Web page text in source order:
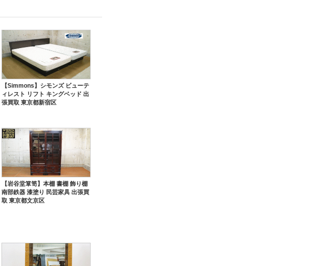
【Simmons】シモンズ ビューテ
ィレスト リフト キングベッド 出
張買取 東京都新宿区
【岩谷堂箪笥】本棚 書棚 飾り棚
南部鉄器 漆塗り 民芸家具 出張買
取 東京都文京区